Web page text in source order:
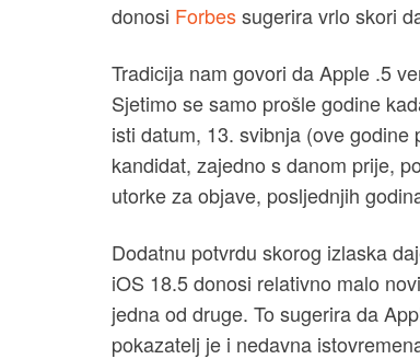
donosi Forbessugerira vrlo skori
Tradicija nam govori da Apple .5
Sjetimo se samo prošle godine
isti datum, 13. svibnja (ove
kandidat, zajedno s danom prije,
utorke za objave, posljednjih
Dodatnu potvrdu skorog izlaska
iOS 18.5 donosi relativno malo
jedna od druge. To sugerira da
pokazatelj je i nedavna